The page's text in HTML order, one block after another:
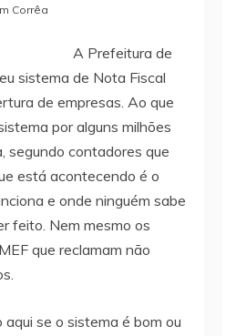
Corrêa
A Prefeitura de
sistema de Nota Fiscal
de empresas. Ao que
por alguns milhões
segundo contadores que
está acontecendo é o
e onde ninguém sabe
feito. Nem mesmo os
que reclamam não
se o sistema é bom ou